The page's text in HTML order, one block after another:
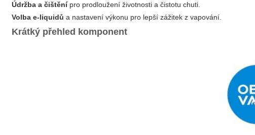
Údržba a čištěnípro prodloužení životnosti a čistotu chuti.
Volba e-liquidů a nastavení výkonu pro lepší zážitek z vapování.
Krátký přehled komponent